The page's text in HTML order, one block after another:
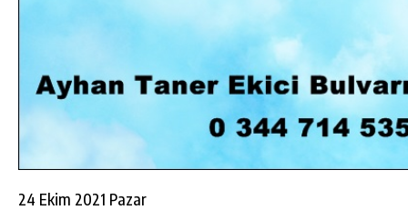
24 Ekim 2021 Pazar
GÖKSUN HAFIZLIK KIZ KUR’AN KURSU
ÖĞRENCILERINE DARENDE GEZISI.